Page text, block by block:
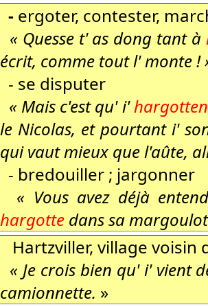
- ergoter, contester,
« Quesse t' as dong tant à
écrit, comme tout l' monte !
- se disputer
« Mais c'est qu' i'
le Nicolas, et pourtant i'
qui vaut mieux que l'aûte,
- bredouiller ; jargonner
« Vous avez déjà
hargotte dans sa
Hartzviller, village voisin
« Je crois bien qu' i' vient
camionnette. »